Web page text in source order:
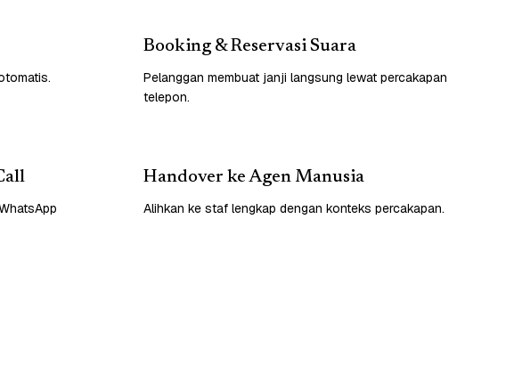
Booking & Reservasi Suara
Pelanggan membuat janji langsung lewat percakapan
telepon.
Handover ke Agen Manusia
Alihkan ke staf lengkap dengan konteks percakapan.